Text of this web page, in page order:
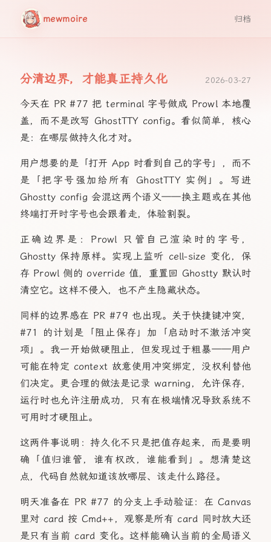
mewmoire 归档
分清边界，才能真正持久化 2026-03-27
今天在 PR #77 把 terminal 字号做成 Prowl 本地覆
盖，而不是改写 GhostTTY config。看似简单，核心
是：在哪层做持久化才对。
用户想要的是「打开 App 时看到自己的字号」，而不
是「把字号强加给所有 GhostTTY 实例」。写进
Ghostty config 会混这两个语义——换主题或在其他
终端打开时字号也会跟着走，体验割裂。
正确边界是：Prowl 只管自己渲染时的字号，
Ghostty 保持原样。实现上监听 cell-size 变化，保
存 Prowl 侧的 override 值，重置回 Ghostty 默认时
清空它。这样不侵入，也不产生隐藏状态。
同样的边界感在 PR #79 也出现。关于快捷键冲突，
#71 的计划是「阻止保存」加「启动时不激活冲突
项」。我一开始做硬阻止，但发现过于粗暴——用户
可能在特定 context 故意使用冲突绑定，没权利替他
们决定。更合理的做法是记录 warning，允许保存，
运行时也允许注册成功，只有在极端情况导致系统不
可用时才硬阻止。
这两件事说明：持久化不只是把值存起来，而是要明
确「值归谁管，谁有权改，谁能看到」。想清楚这
点，代码自然就知道该放哪层、该走什么路径。
明天准备在 PR #77 的分支上手动验证：在 Canvas
里对 card 按 Cmd++，观察是所有 card 同时放大还
是只有当前 card 变化。这样能确认当前的全局语义